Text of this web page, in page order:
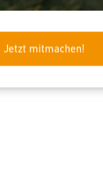
Jetzt mitmachen!